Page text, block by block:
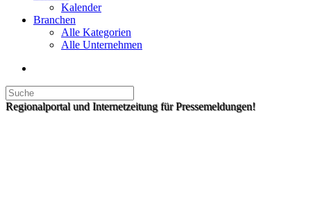
Kalender
Branchen
Alle Kategorien
Alle Unternehmen
Regionalportal und Internetzeitung für Pressemeldungen!